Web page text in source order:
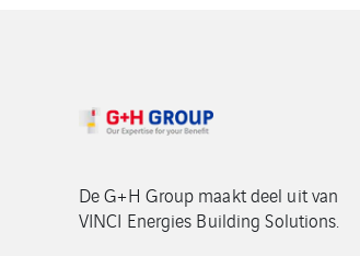
De G+H Group maakt deel uit van
VINCI Energies Building Solutions.